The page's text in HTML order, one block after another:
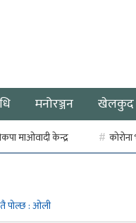
मनोरञ्जन खेलकुद
माओवादी केन्द्र
पोल्छ : ओली